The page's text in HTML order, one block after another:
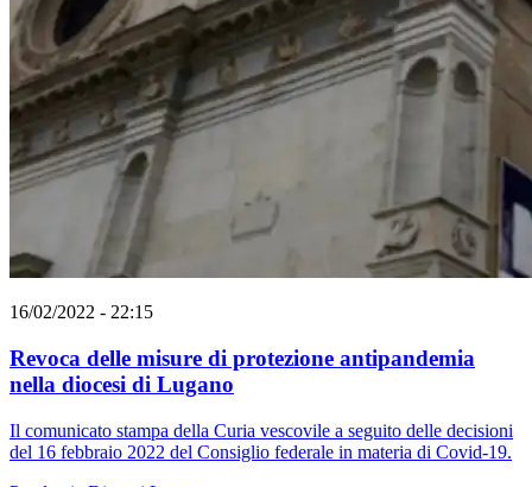
16/02/2022 - 22:15
Revoca delle misure di protezione antipandemia
nella diocesi di Lugano
Il comunicato stampa della Curia vescovile a seguito delle decisioni
del 16 febbraio 2022 del Consiglio federale in materia di Covid-19.